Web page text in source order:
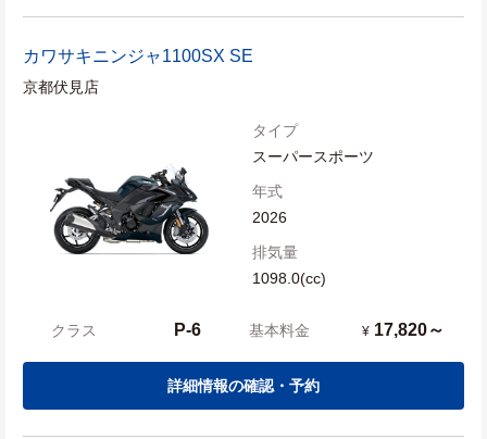
カワサキニンジャ1100SX SE
京都伏見店
タイプ
スーパースポーツ
年式
2026
排気量
1098.0(cc)
クラス P-6 基本料金 ¥ 17,820～
詳細情報の確認・予約